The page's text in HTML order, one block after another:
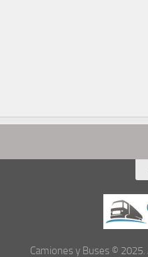
Camiones y Buses ©